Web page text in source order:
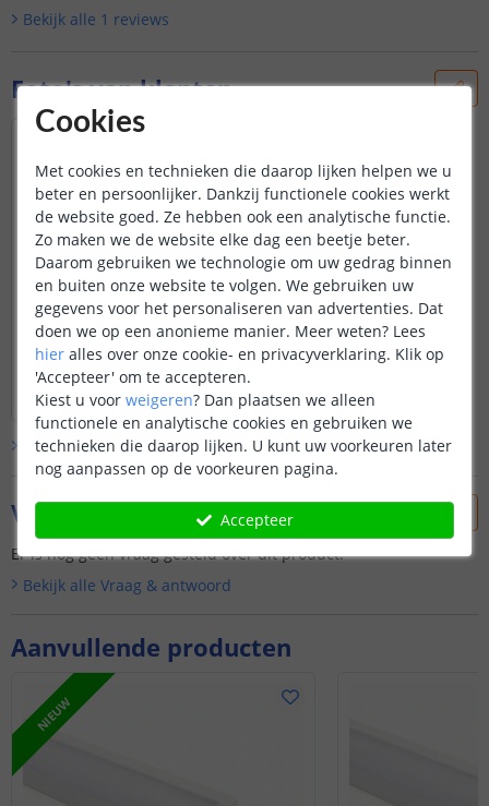
Aanvullende producten
NIEUW
Bekijk alle 1 reviews
Foto's van klanten
Bekijk alleklantfoto’s
Vraag & antwoord
Er is nog geen vraag gesteld over dit product.
Bekijk alle Vraag & antwoord
Cookies
Met cookies en technieken die daarop lijken helpen we u
beter en persoonlijker. Dankzij functionele cookies werkt
de website goed. Ze hebben ook een analytische functie.
Zo maken we de website elke dag een beetje beter.
Daarom gebruiken we technologie om uw gedrag binnen
en buiten onze website te volgen. We gebruiken uw
gegevens voor het personaliseren van advertenties. Dat
doen we op een anonieme manier. Meer weten? Lees
hier alles over onze cookie- en privacyverklaring. Klik op
'Accepteer' om te accepteren.
Kiest u voor weigeren? Dan plaatsen we alleen
functionele en analytische cookies en gebruiken we
technieken die daarop lijken. U kunt uw voorkeuren later
nog aanpassen op de voorkeuren pagina.
Accepteer